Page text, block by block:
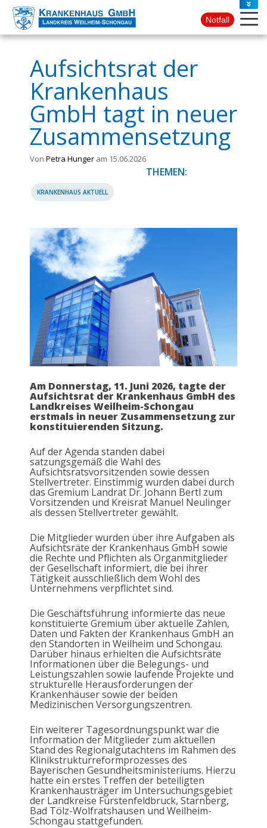
PRESSE
KONTAKT
Notfall
Aufsichtsrat der
Krankenhaus
GmbH tagt in neuer
Zusammensetzung
Von Petra Hunger am 15.06.2026
THEMEN:
KRANKENHAUS AKTUELL
Am Donnerstag, 11. Juni 2026, tagte der
Aufsichtsrat der Krankenhaus GmbH des
Landkreises Weilheim-Schongau
erstmals in neuer Zusammensetzung zur
konstituierenden Sitzung.
Auf der Agenda standen dabei
satzungsgemäß die Wahl des
Aufsichtsratsvorsitzenden sowie dessen
Stellvertreter. Einstimmig wurden dabei durch
das Gremium Landrat Dr. Johann Bertl zum
Vorsitzenden und Kreisrat Manuel Neulinger
als dessen Stellvertreter gewählt.
Die Mitglieder wurden über ihre Aufgaben als
Aufsichtsräte der Krankenhaus GmbH sowie
die Rechte und Pflichten als Organmitglieder
der Gesellschaft informiert, die bei ihrer
Tätigkeit ausschließlich dem Wohl des
Unternehmens verpflichtet sind.
Die Geschäftsführung informierte das neue
konstituierte Gremium über aktuelle Zahlen,
Daten und Fakten der Krankenhaus GmbH an
den Standorten in Weilheim und Schongau.
Darüber hinaus erhielten die Aufsichtsräte
Informationen über die Belegungs- und
Leistungszahlen sowie laufende Projekte und
strukturelle Herausforderungen der
Krankenhäuser sowie der beiden
Medizinischen Versorgungszentren.
Ein weiterer Tagesordnungspunkt war die
Information der Mitglieder zum aktuellen
Stand des Regionalgutachtens im Rahmen des
Klinikstrukturreformprozesses des
Bayerischen Gesundheitsministeriums. Hierzu
hatte ein erstes Treffen der beteiligten
Krankenhausträger im Untersuchungsgebiet
der Landkreise Fürstenfeldbruck, Starnberg,
Bad Tölz-Wolfratshausen und Weilheim-
Schongau stattgefunden.